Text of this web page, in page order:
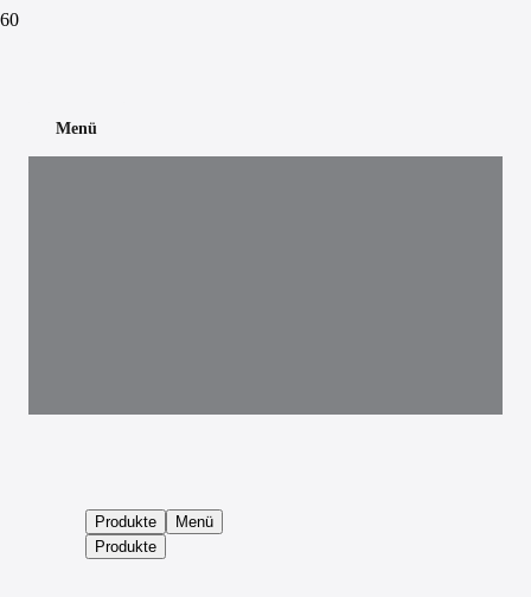
Menü
Produkte
Menü
Produkte